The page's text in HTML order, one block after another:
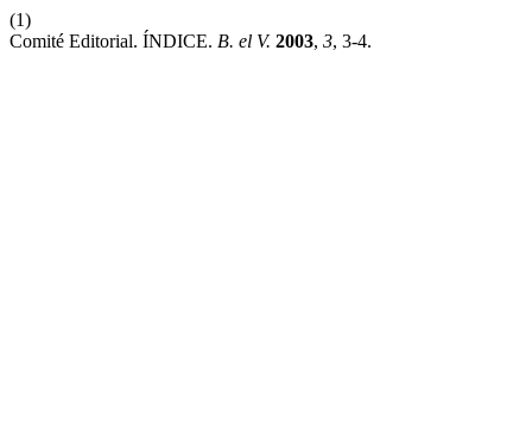
(1)
Comité Editorial. ÍNDICE. B. el V. 2003, 3, 3-4.